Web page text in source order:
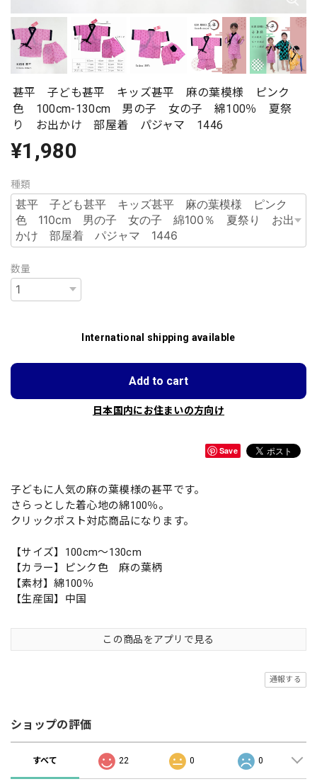
甚平 子ども甚平 キッズ甚平 麻の葉模様 ピンク
色 100cm-130cm 男の子 女の子 綿100％ 夏祭
り お出かけ 部屋着 パジャマ 1446
¥1,980
種類
数量
International shipping available
Add to cart
日本国内にお住まいの方向け
Save
子どもに人気の麻の葉模様の甚平です。
さらっとした着心地の綿100％。
クリックポスト対応商品になります。
【サイズ】100cm〜130cm
【カラー】ピンク色 麻の葉柄
【素材】綿100％
【生産国】中国
この商品をアプリで見る
通報する
ショップの評価
すべて 22 0 0